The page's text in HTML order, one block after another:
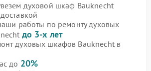
духовой шкаф Bauknecht
работы по ремонту духовых
до 3-х лет
духовых шкафов Bauknecht в
до 20%